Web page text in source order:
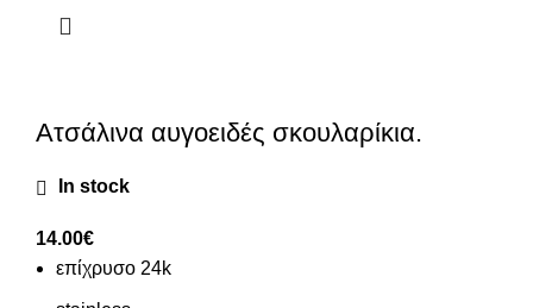
Ατσάλινα αυγοειδές σκουλαρίκια.
In stock
14.00€
επίχρυσο 24k